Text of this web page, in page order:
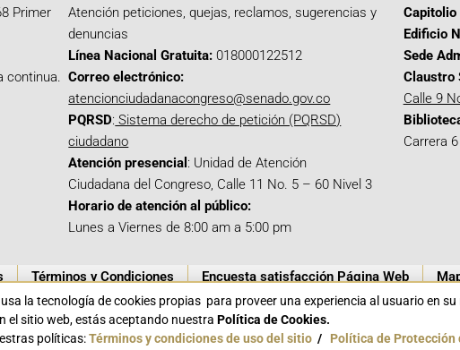
Primer
continua.
Atención peticiones, quejas, reclamos, sugerencias y
denuncias
Línea Nacional Gratuita: 018000122512
Correo electrónico:
atencionciudadanacongreso@senado.gov.co
PQRSD: Sistema derecho de petición (PQRSD)
ciudadano
Atención presencial : Unidad de Atención
Ciudadana del Congreso, Calle 11 No. 5 – 60 Nivel 3
Horario de atención al público:
Lunes a Viernes de 8:00 am a 5:00 pm
Capitolio
Edificio
Sede
Claustro
Calle 9
Carrera
Términos y Condiciones Encuesta satisfacción Página Web
la tecnología de cookies propias para proveer una experiencia al usuario en
el sitio web, estás aceptando nuestra Política de Cookies.
políticas:Términos y condiciones de uso del sitio/ Política de Protección